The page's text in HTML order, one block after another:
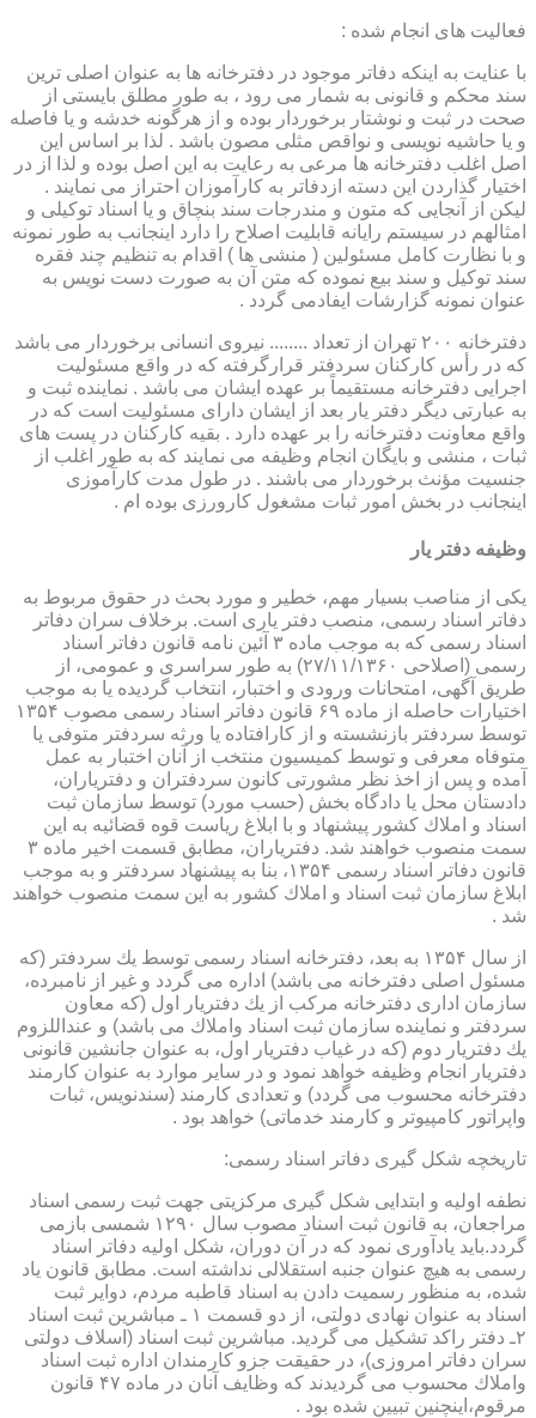
فعالیت های انجام شده :
با عنایت به اینکه دفاتر موجود در دفترخانه ها به عنوان اصلی ترین
سند محکم و قانونی به شمار می رود ، به طور مطلق بایستی از
صحت در ثبت و نوشتار برخوردار بوده و از هرگونه خدشه و یا فاصله
و یا حاشیه نویسی و نواقص مثلی مصون باشد . لذا بر اساس این
اصل اغلب دفترخانه ها مرعی به رعایت به این اصل بوده و لذا از در
اختیار گذاردن این دسته ازدفاتر به کارآموزان احتراز می نمایند .
لیکن از آنجایی که متون و مندرجات سند بنچاق و یا اسناد توکیلی و
امثالهم در سیستم رایانه قابلیت اصلاح را دارد اینجانب به طور نمونه
و با نظارت کامل مسئولین ( منشی ها ) اقدام به تنظیم چند فقره
سند توکیل و سند بیع نموده که متن آن به صورت دست نویس به
عنوان نمونه گزارشات ایفادمی گردد .
دفترخانه ۲۰۰ تهران از تعداد ........ نیروی انسانی برخوردار می باشد
که در رأس کارکنان سردفتر قرارگرفته که در واقع مسئولیت
اجرایی دفترخانه مستقیماً بر عهده ایشان می باشد . نماینده ثبت و
به عبارتی دیگر دفتر یار بعد از ایشان دارای مسئولیت است که در
واقع معاونت دفترخانه را بر عهده دارد . بقیه کارکنان در پست های
ثبات ، منشی و بایگان انجام وظیفه می نمایند که به طور اغلب از
جنسیت مؤنث برخوردار می باشند . در طول مدت کارآموزی
اینجانب در بخش امور ثبات مشغول کارورزی بوده ام .
وظیفه دفتر یار
یكی از مناصب بسیار مهم، خطیر و مورد بحث در حقوق مربوط به
دفاتر اسناد رسمی، منصب دفتر یاری است. برخلاف سران دفاتر
اسناد رسمی كه به موجب ماده ۳ آئین نامه قانون دفاتر اسناد
رسمی (اصلاحی ۲۷/۱۱/۱۳۶۰) به طور سراسری و عمومی، از
طریق آگهی، امتحانات ورودی و اختبار، انتخاب گردیده یا به موجب
اختیارات حاصله از ماده ۶۹ قانون دفاتر اسناد رسمی مصوب ۱۳۵۴
توسط سردفتر بازنشسته و از كارافتاده یا ورثه سردفتر متوفی یا
متوفاه معرفی و توسط كمیسیون منتخب از آنان اختبار به عمل
آمده و پس از اخذ نظر مشورتی كانون سردفتران و دفتریاران،
دادستان محل یا دادگاه بخش (حسب مورد) توسط سازمان ثبت
اسناد و املاك كشور پیشنهاد و با ابلاغ ریاست قوه قضائیه به این
سمت منصوب خواهند شد. دفتریاران، مطابق قسمت اخیر ماده ۳
قانون دفاتر اسناد رسمی ۱۳۵۴، بنا به پیشنهاد سردفتر و به موجب
ابلاغ سازمان ثبت اسناد و املاك كشور به این سمت منصوب خواهند
شد .
از سال ۱۳۵۴ به بعد، دفترخانه اسناد رسمی توسط یك سردفتر (كه
مسئول اصلی دفترخانه می باشد) اداره می گردد و غیر از نامبرده،
سازمان اداری دفترخانه مركب از یك دفتریار اول (كه معاون
سردفتر و نماینده سازمان ثبت اسناد واملاك می باشد) و عنداللزوم
یك دفتریار دوم (كه در غیاب دفتریار اول، به عنوان جانشین قانونی
دفتریار انجام وظیفه خواهد نمود و در سایر موارد به عنوان كارمند
دفترخانه محسوب می گردد) و تعدادی كارمند (سندنویس، ثبات
واپراتور كامپیوتر و كارمند خدماتی) خواهد بود .
تاریخچه شكل گیری دفاتر اسناد رسمی:
نطفه اولیه و ابتدایی شكل گیری مركزیتی جهت ثبت رسمی اسناد
مراجعان، به قانون ثبت اسناد مصوب سال ۱۲۹۰ شمسی بازمی
گردد.باید یادآوری نمود كه در آن دوران، شكل اولیه دفاتر اسناد
رسمی به هیچ عنوان جنبه استقلالی نداشته است. مطابق قانون یاد
شده، به منظور رسمیت دادن به اسناد قاطبه مردم، دوایر ثبت
اسناد به عنوان نهادی دولتی، از دو قسمت ۱ ـ مباشرین ثبت اسناد
۲ـ دفتر راكد تشكیل می گردید. مباشرین ثبت اسناد (اسلاف دولتی
سران دفاتر امروزی)، در حقیقت جزو كارمندان اداره ثبت اسناد
واملاك محسوب می گردیدند كه وظایف آنان در ماده ۴۷ قانون
مرقوم،اینچنین تبیین شده بود .